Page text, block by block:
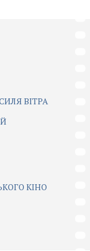
ВІТРА
КІНО